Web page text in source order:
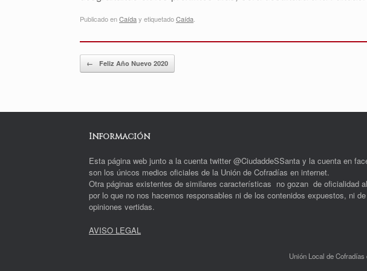
Publicado enCaíday etiquetadoCaída
Navegador de artículos
← Feliz Año Nuevo 2020
Información
Esta página web junto a la cuenta twitter @CiudaddeSSanta y la cuenta en
son los únicos medios oficiales de la Unión de Cofradías en internet.
Otra páginas existentes de similares características no gozan de oficialidad
por lo que no nos hacemos responsables ni de los contenidos expuestos, ni
opiniones vertidas.
AVISO LEGAL
Unión Local de